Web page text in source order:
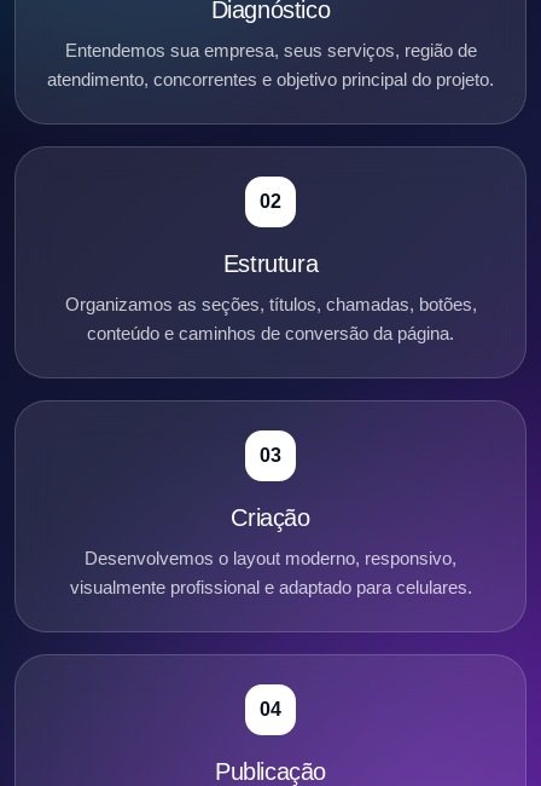
Diagnóstico
Entendemos sua empresa, seus serviços, região de
atendimento, concorrentes e objetivo principal do projeto.
02
Estrutura
Organizamos as seções, títulos, chamadas, botões,
conteúdo e caminhos de conversão da página.
03
Criação
Desenvolvemos o layout moderno, responsivo,
visualmente profissional e adaptado para celulares.
04
Publicação